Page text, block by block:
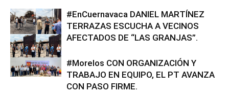
#EnCuernavaca DANIEL MARTÍNEZ
TERRAZAS ESCUCHA A VECINOS
AFECTADOS DE “LAS GRANJAS”.
#Morelos CON ORGANIZACIÓN Y
TRABAJO EN EQUIPO, EL PT AVANZA
CON PASO FIRME.